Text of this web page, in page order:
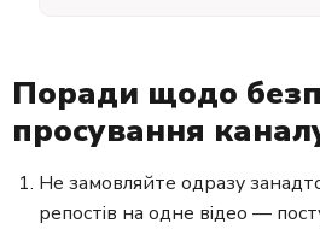
Поради щодо
просування
Не замовляйте одразу
репостів на одне відео —